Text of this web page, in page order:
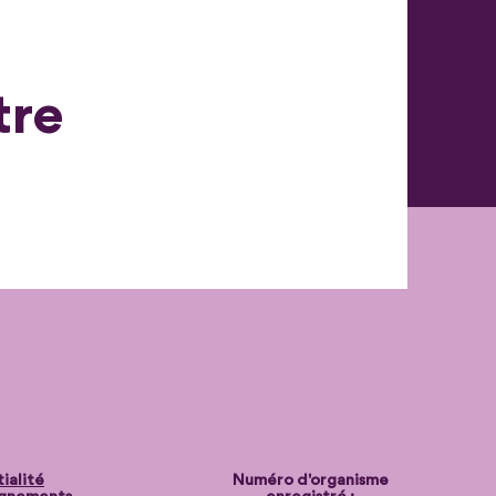
Numéro d'organisme